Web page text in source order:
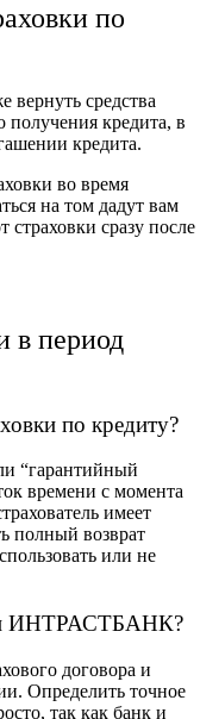
по
вернуть средства
получения кредита, в
кредита.
во время
на том дадут вам
страховки сразу после
в период
по кредиту?
“гарантийный
времени с момента
имеет
полный возврат
или не
ИНТРАСТБАНК?
договора и
Определить точное
так как банк и